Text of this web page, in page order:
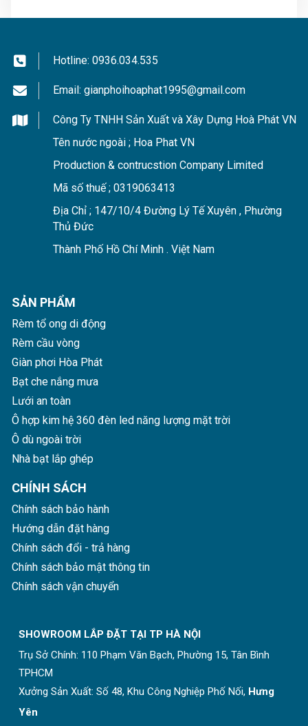
Giải pháp ngăn đôi phòng cho hai con trong những
xếp rèm gọn gàng sẽ trả lại diện tích chung ban đầu.
Vách ngăn mở 1 cánh dùng cho căn hộ studio. Vách
ngăn có tính linh động cao, tối ưu diện tích sử dụng.
Hai cạnh cửa có nam châm hít đảm bảo độ kín tuyệt
đối. Công dụng ngăn lạnh điều hòa hiệu quả tới 98%.
Hotline: 0936.034.535
Email: gianphoihoaphat1995@gmail.com
Công Ty TNHH Sản Xuất và Xây Dựng Hoà Phát VN
Tên nước ngoài ; Hoa Phat VN
Production & contrucstion Company Limited
Mã số thuế ; 0319063413
Địa Chỉ ; 147/10/4 Đường Lý Tế Xuyên , Phường
Thủ Đức
Thành Phố Hồ Chí Minh . Việt Nam
SẢN PHẨM
Rèm tổ ong di động
Rèm cầu vòng
Giàn phơi Hòa Phát
Bạt che nắng mưa
Lưới an toàn
Ô hợp kim hệ 360 đèn led năng lượng mặt trời
Ô dù ngoài trời
Nhà bạt lắp ghép
CHÍNH SÁCH
Chính sách bảo hành
Hướng dẫn đặt hàng
Chính sách đổi - trả hàng
Chính sách bảo mật thông tin
Chính sách vận chuyển
SHOWROOM LẮP ĐẶT TẠI TP HÀ NỘI
Trụ Sở Chính: 110 Phạm Văn Bạch, Phường 15, Tân Bình
TPHCM
Xưởng Sản Xuất: Số 48, Khu Công Nghiệp Phố Nối, Hưng
Yên